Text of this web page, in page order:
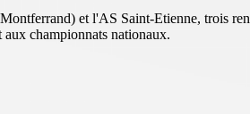
et l'AS Saint-Etienne, trois
championnats nationaux.